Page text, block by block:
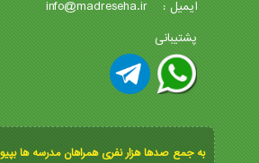
ایمیل : info@madreseha.ir
پشتیبانی
به جمع صدها هزار نفری همراهان مدرسه ها